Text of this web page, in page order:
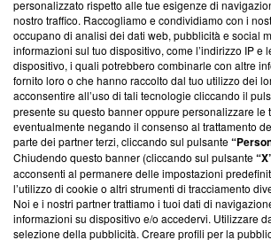
Questa sezione offre informazioni
News, sui nostri processi editoriali e su
creare news di qualità. Inoltre, afferma la
‘Trust Project - News with Integrity’Blasting
ancora membro del programma, ma ha
parte; Trust Project non ha ancora
conformità agli standard.
Su di noi
Team editoriale
Corporate
personalizzato rispetto alle tue esigenze di
nostro traffico. Raccogliamo e condividiamo con i
occupano di analisi dei dati web, pubblicità e social
informazioni sul tuo dispositivo, come l’indirizzo IP e
dispositivo, i quali potrebbero combinarle con altre
fornito loro o che hanno raccolto dal tuo utilizzo dei
acconsentire all’uso di tali tecnologie cliccando il
presente su questo banner oppure personalizzare le
eventualmente negando il consenso al trattamento
parte dei partner terzi, cliccando sul pulsante
Chiudendo questo banner (cliccando sul pulsante
acconsenti al permanere delle impostazioni
l’utilizzo di cookie o altri strumenti di tracciamento
Noi e i nostri partner trattiamo i tuoi dati di
informazioni su dispositivo e/o accedervi. Utilizzare
selezione della pubblicità. Creare profili per la